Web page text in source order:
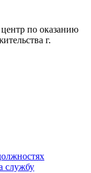
по оказанию
г.
службу